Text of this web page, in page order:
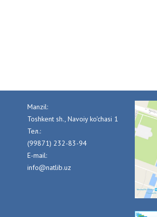
Manzil:
Toshkent sh., Navoiy ko'chasi 1
Тел.:
(99871) 232-83-94
E-mail:
info@natlib.uz